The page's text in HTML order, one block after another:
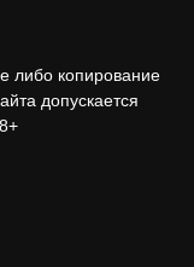
либо копирование
допускается